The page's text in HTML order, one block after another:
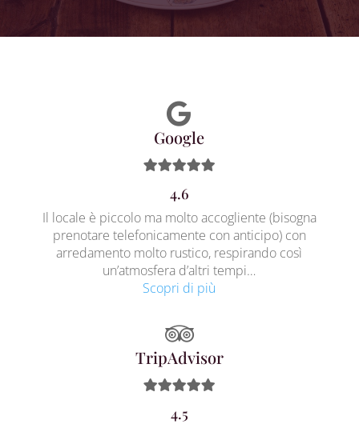
Google
4.6
Il locale è piccolo ma molto accogliente (bisogna
prenotare telefonicamente con anticipo) con
arredamento molto rustico, respirando così
un’atmosfera d’altri tempi…
Scopri di più
TripAdvisor
4.5